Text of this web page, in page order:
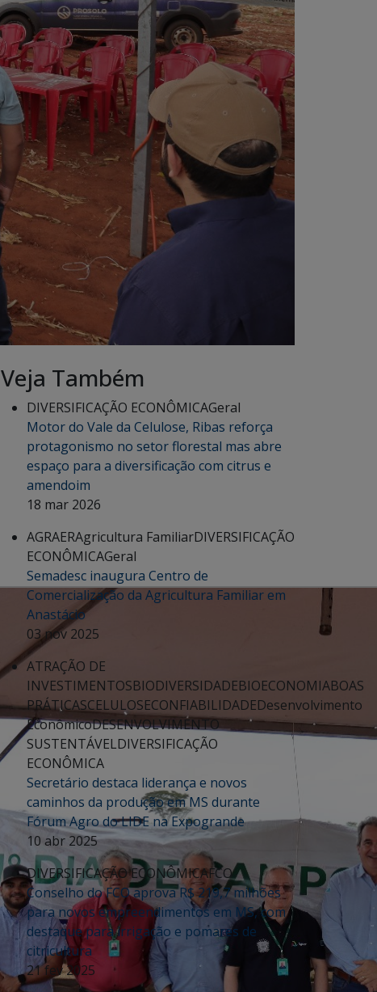
Veja Também
DIVERSIFICAÇÃO ECONÔMICAGeral
Motor do Vale da Celulose, Ribas reforça
protagonismo no setor florestal mas abre
espaço para a diversificação com citrus e
amendoim
18 mar 2026
AGRAERAgricultura FamiliarDIVERSIFICAÇÃO
ECONÔMICAGeral
Semadesc inaugura Centro de
Comercialização da Agricultura Familiar em
Anastácio
03 nov 2025
ATRAÇÃO DE
INVESTIMENTOSBIODIVERSIDADEBIOECONOMIABOAS
PRÁTICASCELULOSECONFIABILIDADEDesenvolvimento
EconômicoDESENVOLVIMENTO
SUSTENTÁVELDIVERSIFICAÇÃO
ECONÔMICA
Secretário destaca liderança e novos
caminhos da produção em MS durante
Fórum Agro do LIDE na Expogrande
10 abr 2025
DIVERSIFICAÇÃO ECONÔMICAFCO
Conselho do FCO aprova R$ 219,7 milhões
para novos empreendimentos em MS, com
destaque para irrigação e pomares de
citricultura
21 fev 2025